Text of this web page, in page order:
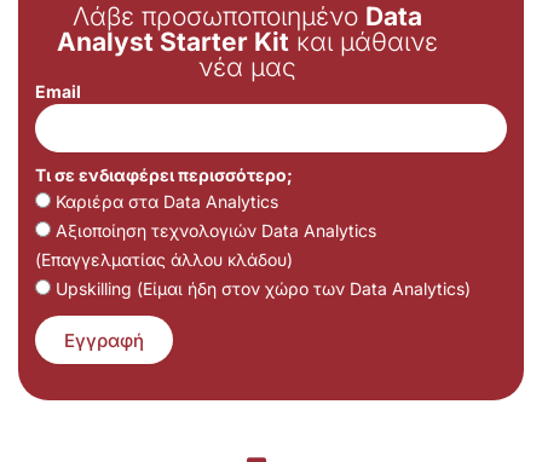
Λάβε προσωποποιημένο Data
Analyst Starter Kit και μάθαινε
νέα μας
Email
Τι σε ενδιαφέρει περισσότερο;
Καριέρα στα Data Analytics
Αξιοποίηση τεχνολογιών Data Analytics
(Επαγγελματίας άλλου κλάδου)
Upskilling (Είμαι ήδη στον χώρο των Data Analytics)
Εγγραφή